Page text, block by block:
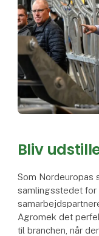
Bliv
Som Nordeuropas
samlingsstedet for
Agromek det
til branchen, når